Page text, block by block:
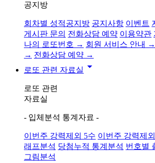
공지방
회차별 성적공지방 공지사항 이벤트
게시판 문의 전화상담 예약 이용약관
나의 로또번호 → 회원 서비스 안내 →
→ 전화상담 예약 →
로또 관련 자료실 arrow_drop_down
로또 관련
자료실
- 입체분석 통계자료 -
이번주 강력제외 5수 이번주 강력제
래프분석 당첨누적 통계분석 번호별
그림분석